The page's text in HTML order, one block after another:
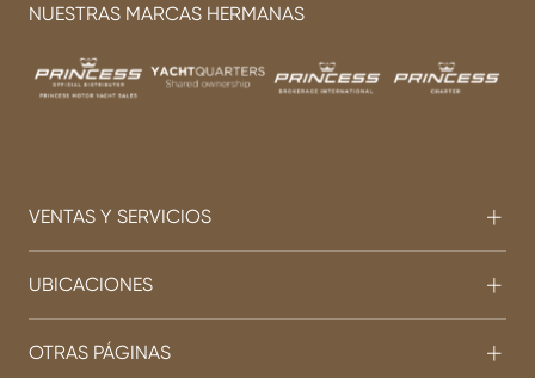
NUESTRAS MARCAS HERMANAS
VENTAS Y SERVICIOS
UBICACIONES
OTRAS PÁGINAS